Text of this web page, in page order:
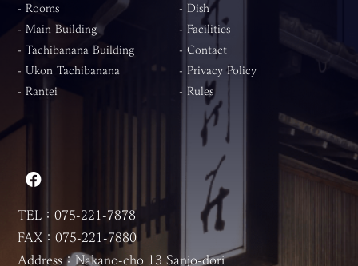
- Rooms
- Main Building
- Tachibanana Building
- Ukon Tachibanana
- Rantei
- Dish
- Facilities
- Contact
- Privacy Policy
- Rules
TEL：075-221-7878
FAX：075-221-7880
Address：Nakano-cho 13 Sanjo-dori